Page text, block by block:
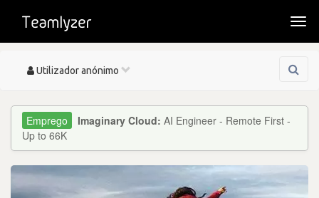
Toggle
Utilizador anónimo
Imaginary Cloud: AI Engineer - Remote First -
Up to 66K